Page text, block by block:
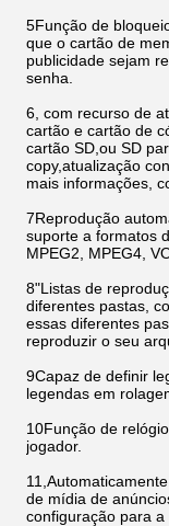
5Função de
que o cartão de
publicidade sejam
senha.
6, com recurso de
cartão e cartão de
cartão SD,ou SD
copy,atualização
mais informações,
7Reprodução
suporte a formatos
MPEG2, MPEG4,
8"Listas de
diferentes pastas,
essas diferentes
reproduzir o seu
9Capaz de definir
legendas em
10Função de
jogador.
de mídia de
configuração para